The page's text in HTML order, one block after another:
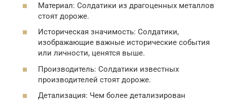
Материал: Солдатики из драгоценных металлов
стоят дороже.
Историческая значимость: Солдатики,
изображающие важные исторические события
или личности, ценятся выше.
Производитель: Солдатики известных
производителей стоят дороже.
Детализация: Чем более детализирован